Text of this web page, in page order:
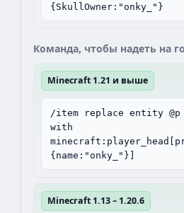
{SkullOwner:"onky_"}
Команда, чтобы надеть на
Minecraft 1.21 и выше
/item replace entity @p
with
{name:"onky_"}]
Minecraft 1.13 – 1.20.6